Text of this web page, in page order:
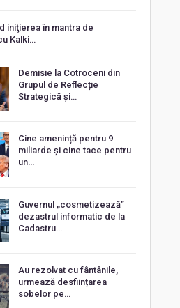
iniţierea în mantra de
Kalki…
Demisie la Cotroceni din
Grupul de Reflecție
Strategică și…
Cine amenință pentru 9
miliarde și cine tace pentru
un…
Guvernul „cosmetizează”
dezastrul informatic de la
Cadastru…
Au rezolvat cu fântânile,
urmează desființarea
sobelor pe…